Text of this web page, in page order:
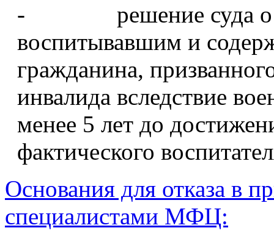
- решение суда о
воспитывавшим и
гражданина,
инвалида вследствие
менее 5 лет до
фактического
Основания для отказа в
специалистами МФЦ: